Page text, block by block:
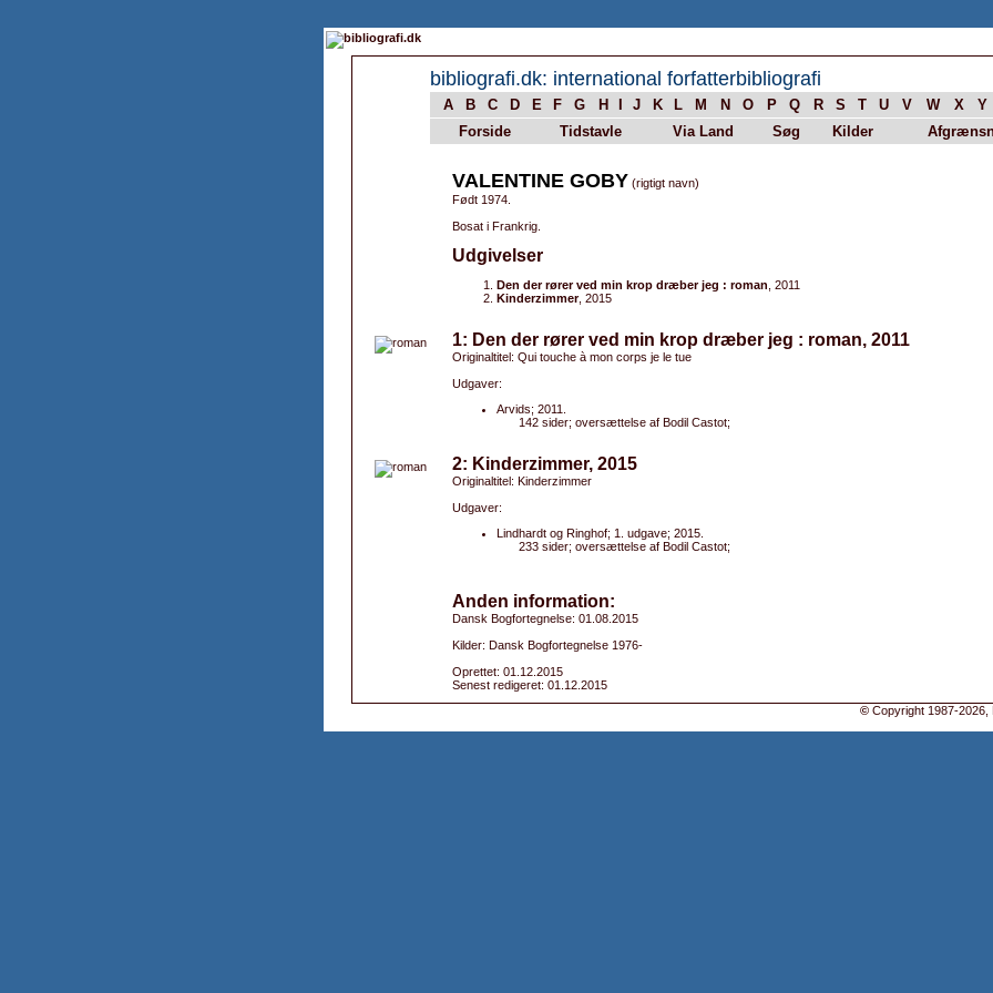
bibliografi.dk: international forfatterbibliografi
A B C D E F G H J K L M N O P Q R S T U V W X Y
Forside
Tidstavle Via Land Søg Kilder
VALENTINE GOBY (rigtigt navn)
Født 1974.
Bosat i Frankrig.
Udgivelser
Den der rører ved min krop dræber jeg : roman , 2011
Kinderzimmer, 2015
1: Den der rører ved min krop dræber jeg : roman, 2011
Originaltitel: Qui touche à mon corps je le tue
Udgaver:
Arvids; 2011.
142 sider; oversættelse af Bodil Castot;
2: Kinderzimmer, 2015
Originaltitel: Kinderzimmer
Udgaver:
Lindhardt og Ringhof; 1. udgave; 2015.
233 sider; oversættelse af Bodil Castot;
Anden information:
Dansk Bogfortegnelse: 01.08.2015
Kilder: Dansk Bogfortegnelse 1976-
Oprettet: 01.12.2015
Senest redigeret: 01.12.2015
© Copyright 1987-